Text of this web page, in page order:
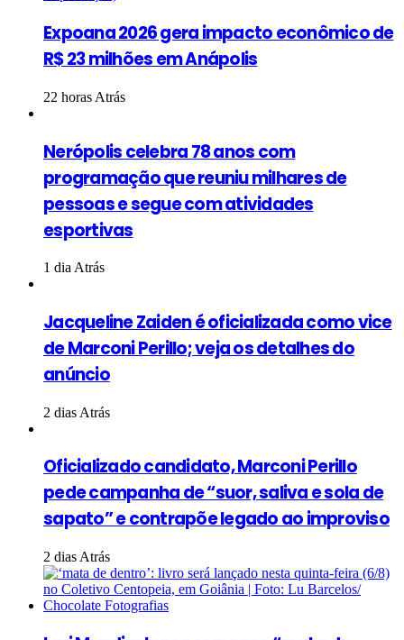
Expoana 2026 gera impacto econômico de
R$ 23 milhões em Anápolis
22 horas Atrás
Nerópolis celebra 78 anos com
programação que reuniu milhares de
pessoas e segue com atividades
esportivas
1 dia Atrás
Jacqueline Zaiden é oficializada como vice
de Marconi Perillo; veja os detalhes do
anúncio
2 dias Atrás
Oficializado candidato, Marconi Perillo
pede campanha de “suor, saliva e sola de
sapato” e contrapõe legado ao improviso
2 dias Atrás